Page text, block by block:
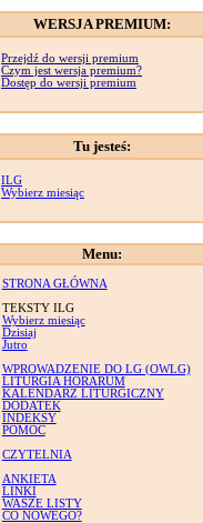
WERSJA PREMIUM:
Przejdź do wersji premium
Czym jest wersja premium?
Dostęp do wersji premium
Tu jesteś:
ILG
Wybierz miesiąc
Menu:
STRONA GŁÓWNA
TEKSTY ILG
Wybierz miesiąc
Dzisiaj
Jutro
WPROWADZENIE DO LG (OWLG)
LITURGIA HORARUM
KALENDARZ LITURGICZNY
DODATEK
INDEKSY
POMOC
CZYTELNIA
ANKIETA
LINKI
WASZE LISTY
CO NOWEGO?